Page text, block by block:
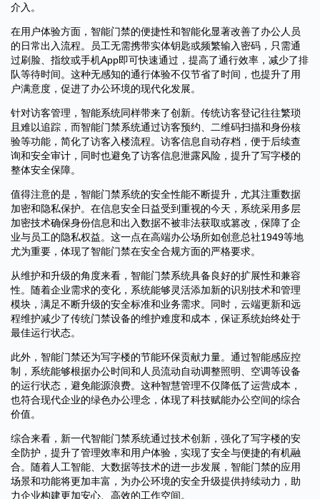
介入。
在用户体验方面，智能门禁的便捷性和智能化显著改善了办公人员
的日常出入流程。员工无需携带实体钥匙或频繁输入密码，只需通
过刷脸、指纹或手机App即可快速通过，提高了通行效率，减少了排
队等待时间。这种无感知的通行体验不仅节省了时间，也提升了用
户满意度，促进了办公环境的现代化发展。
针对访客管理，智能系统同样带来了创新。传统访客登记往往繁琐
且难以追踪，而智能门禁系统通过访客预约、二维码扫描和身份核
验等功能，简化了访客入楼流程。访客信息自动存档，便于后续查
询和安全审计，同时也避免了访客信息泄露风险，提升了写字楼的
整体安全保障。
值得注意的是，智能门禁系统的安全性能不断提升，尤其注重数据
加密和隐私保护。在信息安全日益受到重视的今天，系统采用多层
加密技术确保身份信息和出入数据不被非法获取或篡改，保障了企
业与员工的隐私权益。这一点在高端办公场所如创意总社1949等地
尤为重要，体现了智能门禁在安全合规方面的严格要求。
从维护和升级的角度来看，智能门禁系统具备良好的扩展性和兼容
性。随着企业需求的变化，系统能够灵活添加新的识别技术和管理
模块，满足不断升级的安全标准和业务需求。同时，云端更新和远
程维护减少了传统门禁设备的维护难度和成本，保证系统始终处于
最佳运行状态。
此外，智能门禁还为写字楼的节能环保贡献力量。通过智能感应控
制，系统能够根据办公时间和人员流动自动调整照明、空调等设备
的运行状态，避免能源浪费。这种智慧管理不仅降低了运营成本，
也符合现代企业的绿色办公理念，体现了科技赋能办公空间的综合
价值。
综合来看，新一代智能门禁系统通过技术创新，强化了写字楼的安
全防护，提升了管理效率和用户体验，实现了安全与便捷的有机融
合。随着人工智能、大数据等技术的进一步发展，智能门禁的应用
场景和功能将更加丰富，为办公环境的安全升级提供持续动力，助
力企业构建更加安心、高效的工作空间。